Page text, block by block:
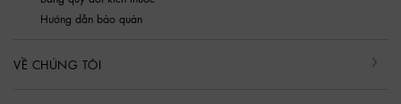
Hướng dẫn bảo quản
VỀ CHÚNG TÔI